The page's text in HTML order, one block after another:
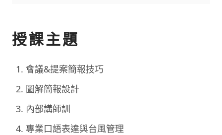
授課主題
會議&提案簡報技巧
圖解簡報設計
內部講師訓
專業口語表達與台風管理